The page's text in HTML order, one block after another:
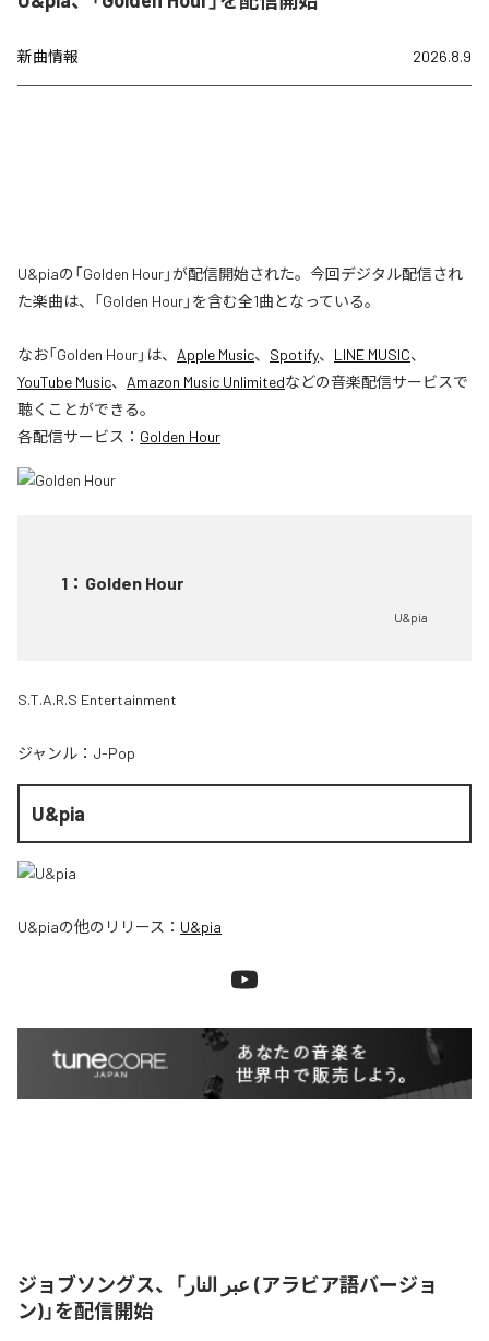
新曲情報 2026.8.9
U&piaの「Golden Hour」が配信開始された。今回デジタル配信され
た楽曲は、「Golden Hour」を含む全1曲となっている。
なお「Golden Hour」は、 Apple Music、 Spotify、 LINE MUSIC、
YouTube Music、 Amazon Music Unlimitedなどの音楽配信サービスで
聴くことができる。
各配信サービス： Golden Hour
1 ： Golden Hour
U&pia
S.T.A.R.S Entertainment
ジャンル： J-Pop
U&pia
U&piaの他のリリース： U&pia
ジョブソングス、「عبر النار (アラビア語バージョ
ン)」を配信開始